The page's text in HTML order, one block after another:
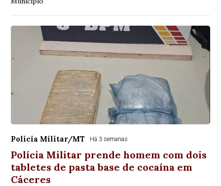
Polícia Militar/MT Há 3 semanas
Polícia Militar prende homem com dois
tabletes de pasta base de cocaína em
Cáceres